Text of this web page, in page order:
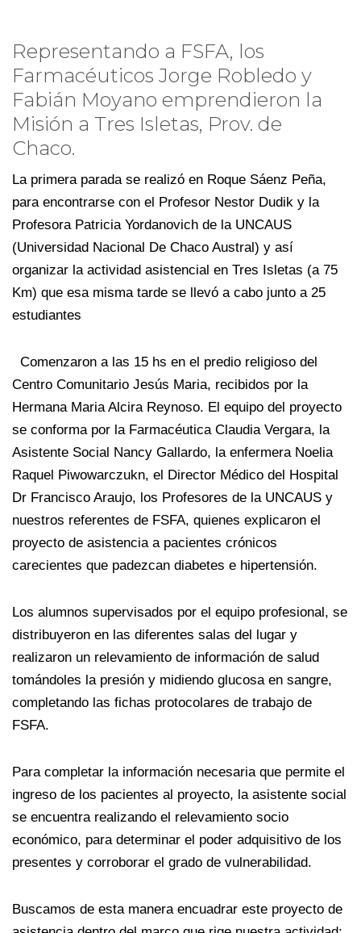
Representando a FSFA, los
Farmacéuticos Jorge Robledo y
Fabián Moyano emprendieron la
Misión a Tres Isletas, Prov. de
Chaco.
La primera parada se realizó en Roque Sáenz Peña,
para encontrarse con el Profesor Nestor Dudik y la
Profesora Patricia Yordanovich de la UNCAUS
(Universidad Nacional De Chaco Austral) y así
organizar la actividad asistencial en Tres Isletas (a 75
Km) que esa misma tarde se llevó a cabo junto a 25
estudiantes
Comenzaron a las 15 hs en el predio religioso del
Centro Comunitario Jesús Maria, recibidos por la
Hermana Maria Alcira Reynoso. El equipo del proyecto
se conforma por la Farmacéutica Claudia Vergara, la
Asistente Social Nancy Gallardo, la enfermera Noelia
Raquel Piwowarczukn, el Director Médico del Hospital
Dr Francisco Araujo, los Profesores de la UNCAUS y
nuestros referentes de FSFA, quienes explicaron el
proyecto de asistencia a pacientes crónicos
carecientes que padezcan diabetes e hipertensión.
Los alumnos supervisados por el equipo profesional, se
distribuyeron en las diferentes salas del lugar y
realizaron un relevamiento de información de salud
tomándoles la presión y midiendo glucosa en sangre,
completando las fichas protocolares de trabajo de
FSFA.
Para completar la información necesaria que permite el
ingreso de los pacientes al proyecto, la asistente social
se encuentra realizando el relevamiento socio
económico, para determinar el poder adquisitivo de los
presentes y corroborar el grado de vulnerabilidad.
Buscamos de esta manera encuadrar este proyecto de